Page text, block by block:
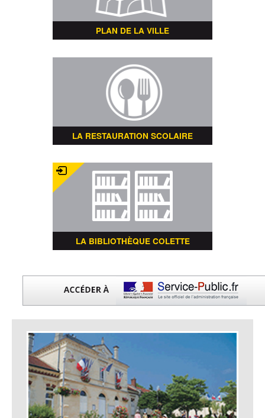
PLAN DE LA VILLE
LA RESTAURATION SCOLAIRE
LA BIBLIOTHÈQUE COLETTE